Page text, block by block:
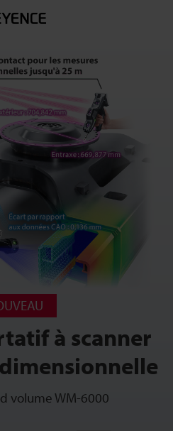
à scanner
volume WM-6000